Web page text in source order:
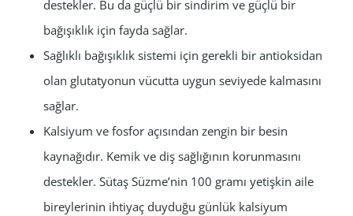
destekler. Bu da güçlü bir sindirim ve güçlü bir
bağışıklık için fayda sağlar.
Sağlıklı bağışıklık sistemi için gerekli bir antioksidan
olan glutatyonun vücutta uygun seviyede kalmasını
sağlar.
Kalsiyum ve fosfor açısından zengin bir besin
kaynağıdır. Kemik ve diş sağlığının korunmasını
destekler. Sütaş Süzme’nin 100 gramı yetişkin aile
bireylerinin ihtiyaç duyduğu günlük kalsiyum